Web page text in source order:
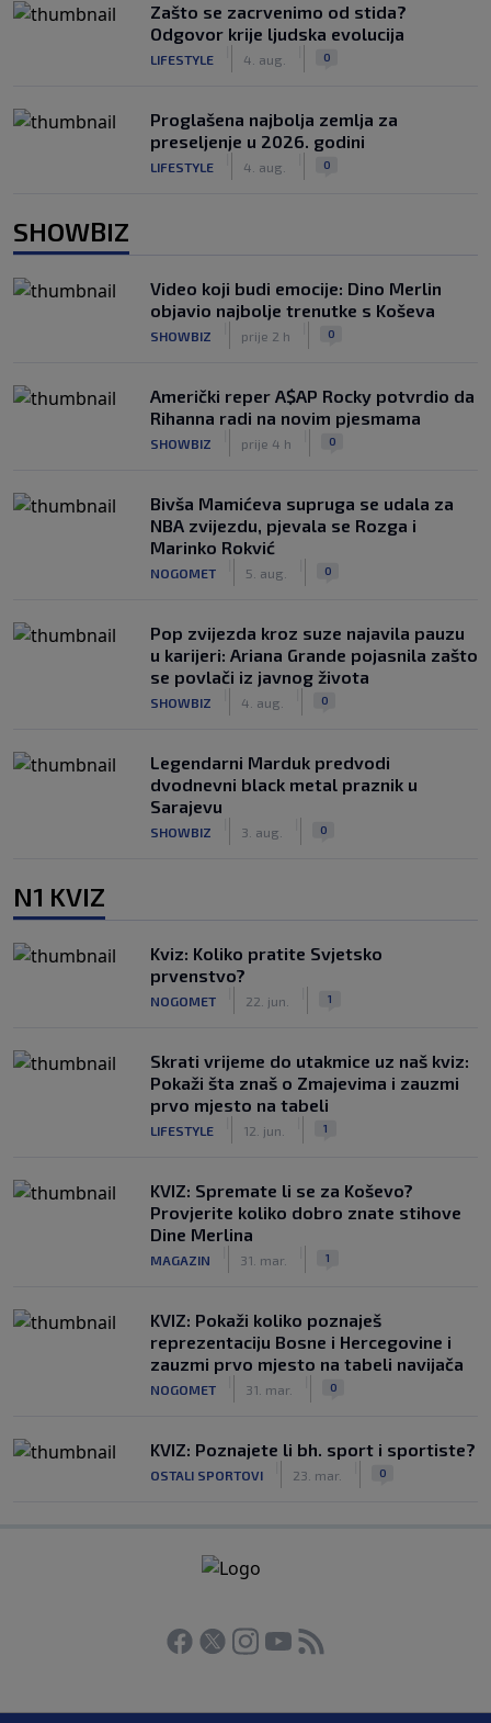
Zašto se zacrvenimo od stida?
Odgovor krije ljudska evolucija
LIFESTYLE 4. aug. 0
Proglašena najbolja zemlja za
preseljenje u 2026. godini
LIFESTYLE 4. aug. 0
SHOWBIZ
Video koji budi emocije: Dino Merlin
objavio najbolje trenutke s Koševa
SHOWBIZ prije 2 h 0
Američki reper A$AP Rocky potvrdio da
Rihanna radi na novim pjesmama
SHOWBIZ prije 4 h 0
Bivša Mamićeva supruga se udala za
NBA zvijezdu, pjevala se Rozga i
Marinko Rokvić
NOGOMET 5. aug. 0
Pop zvijezda kroz suze najavila pauzu
u karijeri: Ariana Grande pojasnila zašto
se povlači iz javnog života
SHOWBIZ 4. aug. 0
Legendarni Marduk predvodi
dvodnevni black metal praznik u
Sarajevu
SHOWBIZ 3. aug. 0
N1 KVIZ
Kviz: Koliko pratite Svjetsko
prvenstvo?
NOGOMET 22. jun. 1
Skrati vrijeme do utakmice uz naš kviz:
Pokaži šta znaš o Zmajevima i zauzmi
prvo mjesto na tabeli
LIFESTYLE 12. jun. 1
KVIZ: Spremate li se za Koševo?
Provjerite koliko dobro znate stihove
Dine Merlina
MAGAZIN 31. mar. 1
KVIZ: Pokaži koliko poznaješ
reprezentaciju Bosne i Hercegovine i
zauzmi prvo mjesto na tabeli navijača
NOGOMET 31. mar. 0
KVIZ: Poznajete li bh. sport i sportiste?
OSTALI SPORTOVI 23. mar. 0